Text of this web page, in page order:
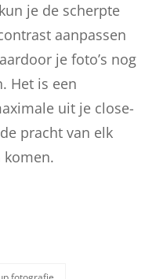
je de scherpte
aanpassen
je foto’s nog
Het is een
uit je close-
pracht van elk
komen.